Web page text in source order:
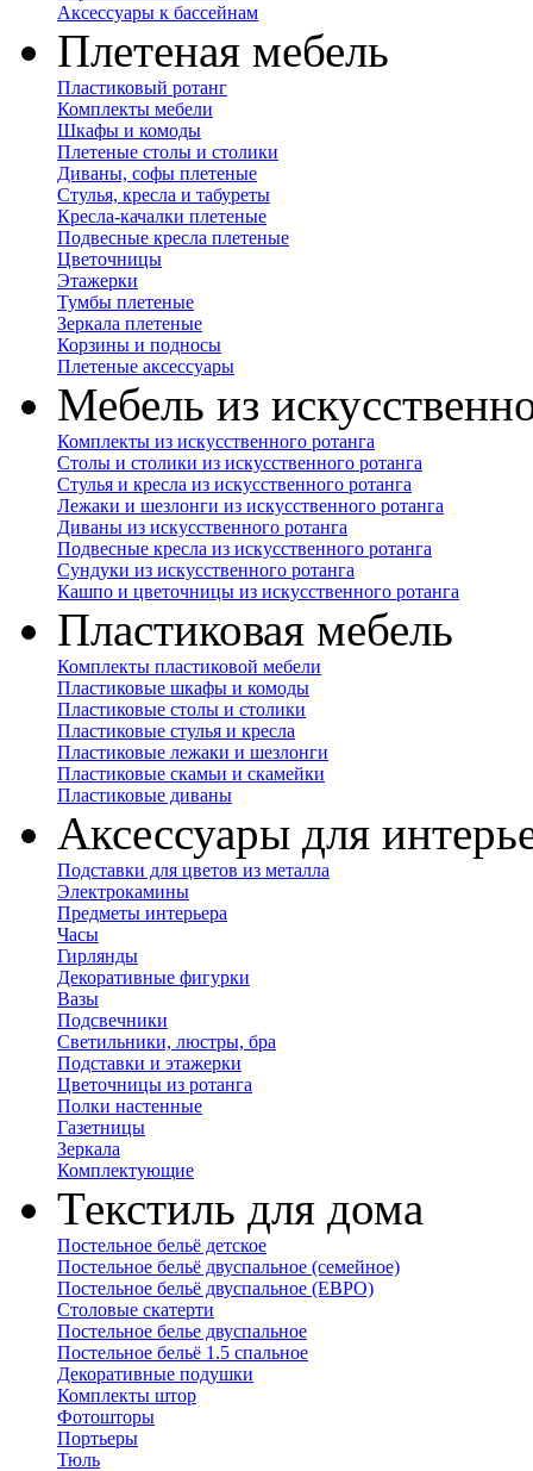
Аксессуары к бассейнам
Плетеная мебель
Пластиковый ротанг
Комплекты мебели
Шкафы и комоды
Плетеные столы и столики
Диваны, софы плетеные
Стулья, кресла и табуреты
Кресла-качалки плетеные
Подвесные кресла плетеные
Цветочницы
Этажерки
Тумбы плетеные
Зеркала плетеные
Корзины и подносы
Плетеные аксессуары
Мебель из
Комплекты из искусственного ротанга
Столы и столики из искусственного ротанга
Стулья и кресла из искусственного ротанга
Лежаки и шезлонги из искусственного ротанга
Диваны из искусственного ротанга
Подвесные кресла из искусственного ротанга
Сундуки из искусственного ротанга
Кашпо и цветочницы из искусственного ротанга
Пластиковая мебель
Комплекты пластиковой мебели
Пластиковые шкафы и комоды
Пластиковые столы и столики
Пластиковые стулья и кресла
Пластиковые лежаки и шезлонги
Пластиковые скамьи и скамейки
Пластиковые диваны
Аксессуары для
Подставки для цветов из металла
Электрокамины
Предметы интерьера
Часы
Гирлянды
Декоративные фигурки
Вазы
Подсвечники
Светильники, люстры, бра
Подставки и этажерки
Цветочницы из ротанга
Полки настенные
Газетницы
Зеркала
Комплектующие
Текстиль для дома
Постельное бельё детское
Постельное бельё двуспальное (семейное)
Постельное бельё двуспальное (ЕВРО)
Столовые скатерти
Постельное белье двуспальное
Постельное бельё 1.5 спальное
Декоративные подушки
Комплекты штор
Фотошторы
Портьеры
Тюль